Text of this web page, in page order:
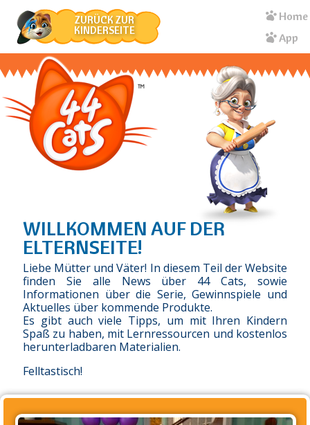
zum
Inhalt
ZURÜCK ZUR
KINDERSEITE
Home
App
WILLKOMMEN AUF DER
ELTERNSEITE!
Liebe Mütter und Väter! In diesem Teil der Website
finden Sie alle News über 44 Cats, sowie
Informationen über die Serie, Gewinnspiele und
Aktuelles über kommende Produkte.
Es gibt auch viele Tipps, um mit Ihren Kindern
Spaß zu haben, mit Lernressourcen und kostenlos
herunterladbaren Materialien.
Felltastisch!